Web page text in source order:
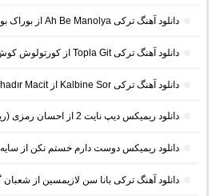
دانلود آهنگ ترکی Ah Be Manolya از بوراک بولوت
دانلود آهنگ ترکی Topla Git از کورتولوش کوش
دانلود آهنگ ترکی Kalbine Sor از Bahadır Macit و Tunahan Sakar
دانلود ریمیکس دیپ نایت 2 از احسان رمزی (ریمیکس طولانی غمگین)
دانلود ریمیکس دوست دارم خستم نکن از سایه
دانلود آهنگ ترکی بانا سن لازیمسین از